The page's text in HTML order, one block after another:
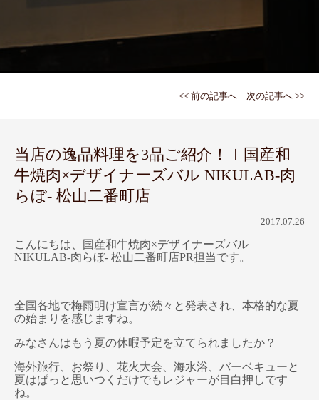
<< 前の記事へ 次の記事へ >>
当店の逸品料理を3品ご紹介！ｌ国産和
牛焼肉×デザイナーズバル NIKULAB-肉
らぼ- 松山二番町店
2017.07.26
こんにちは、国産和牛焼肉×デザイナーズバル
NIKULAB-肉らぼ- 松山二番町店PR担当です。
全国各地で梅雨明け宣言が続々と発表され、本格的な夏
の始まりを感じますね。
みなさんはもう夏の休暇予定を立てられましたか？
海外旅行、お祭り、花火大会、海水浴、バーベキューと
夏はぱっと思いつくだけでもレジャーが目白押しです
ね。